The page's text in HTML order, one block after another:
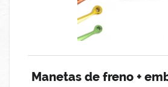
Manetas de freno +